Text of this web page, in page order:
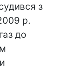
з
р.
до